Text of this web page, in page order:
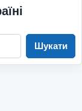
Шукати